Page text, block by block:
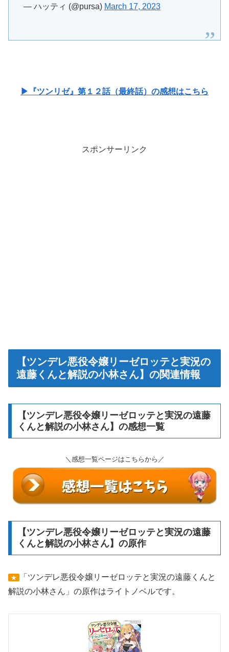
— ハッティ (@pursa) March 17, 2023
▶『ツンリゼ』第１２話（最終話）の感想はこちら
スポンサーリンク
【ツンデレ悪役令嬢リーゼロッテと実況の
遠藤くんと解説の小林さん】の関連情報
【ツンデレ悪役令嬢リーゼロッテと実況の遠藤
くんと解説の小林さん】の感想一覧
＼感想一覧ページはこちらから／
【ツンデレ悪役令嬢リーゼロッテと実況の遠藤
くんと解説の小林さん】の原作
★
「ツンデレ悪役令嬢リーゼロッテと実況の遠藤くんと
解説の小林さん」の原作はライトノベルです。